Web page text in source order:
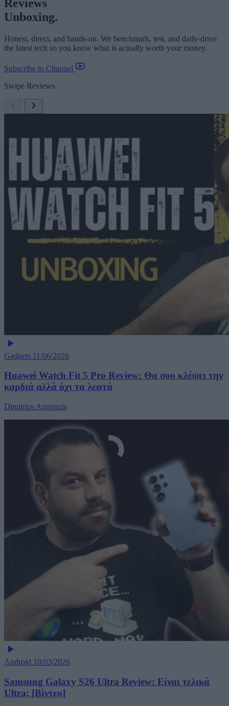
Reviews
Unboxing.
Honest, direct, and hands-on. We benchmark, test, and daily-drive
the latest tech so you know what is actually worth your money.
Subscribe to Channel
Swipe Reviews
Gadgets 11/06/2026
Huawei Watch Fit 5 Pro Review: Θα σου κλέψει την
καρδιά αλλά όχι τα λεφτά
Dimitrios Amprazis
Android 10/03/2026
Samsung Galaxy S26 Ultra Review: Είναι τελικά
Ultra; [Βίντεο]